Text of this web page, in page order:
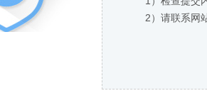
2）请联系网